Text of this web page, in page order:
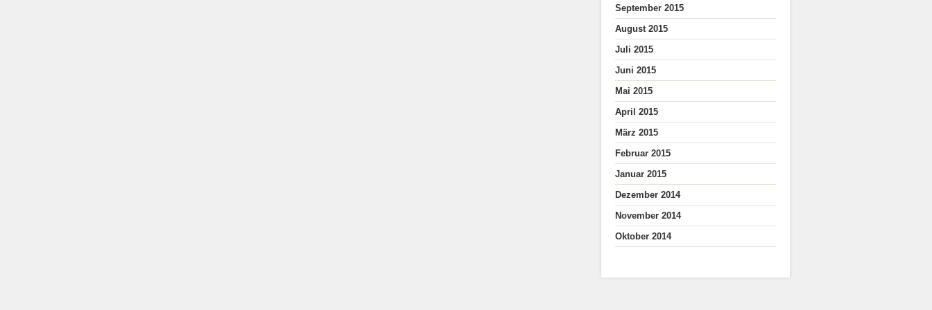
September 2015
August 2015
Juli 2015
Juni 2015
Mai 2015
April 2015
März 2015
Februar 2015
Januar 2015
Dezember 2014
November 2014
Oktober 2014